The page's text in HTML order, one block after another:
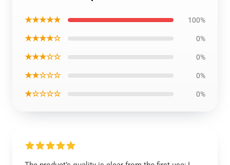
★★★★★ 100%
★★★★☆ 0%
★★★☆☆ 0%
★★☆☆☆ 0%
★☆☆☆☆ 0%